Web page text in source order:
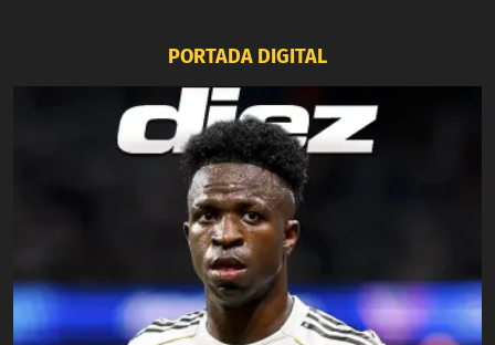
PORTADA DIGITAL